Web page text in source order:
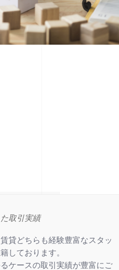
取引実績
貸どちらも経験豊富なスタッ
しております。
ケースの取引実績が豊富にご